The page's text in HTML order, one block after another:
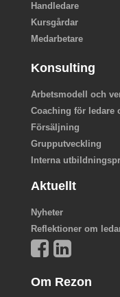
Handledare
Kursgårdar
Medarbetare
Konsulting
Arbetsmodell och
Coaching för ledare
Försäljning
Grupputveckling
Interna
Aktuellt
Nyheter
Reflektioner om
Om Rezon